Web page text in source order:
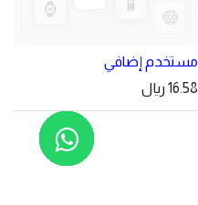
مستخدم إضافي
16.58 ريال